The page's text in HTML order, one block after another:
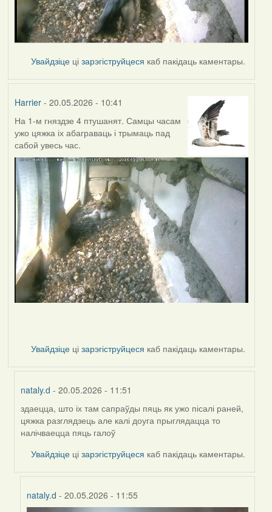
Увайдзіце цізарэгіструйцеся каб пакідаць каментары.
Harrier- 20.05.2026 - 10:41
На 1-м гняздзе 4 птушанят. Самцы часам
ужо цяжка іх абаграваць і трымаць пад
сабой увесь час.
Увайдзіце цізарэгіструйцеся каб пакідаць каментары.
nataly.d - 20.05.2026 - 11:51
In
reply
to
здаецца, што іх там сапраўды пяць як ужо пісалі раней,
цяжка разглядзець але калі доуга прыглядацца то
налічваецца пяць галоў
Увайдзіце цізарэгіструйцеся каб пакідаць каментары.
nataly.d - 20.05.2026 - 11:55